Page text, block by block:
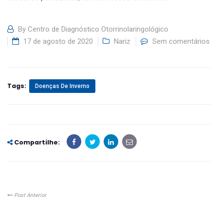
By Centro de Diagnóstico Otorrinolaringológico
17 de agosto de 2020
Nariz Sem comentários
Tags: Doenças De Inverno
Compartilhe:
Post Anterior